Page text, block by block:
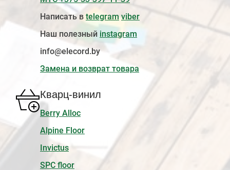
Написать в telegram viber
Наш полезный instagram
info@elecord.by
Замена и возврат товара
Кварц-винил
Berry Alloc
Alpine Floor
Invictus
SPC floor